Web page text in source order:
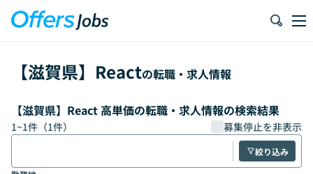
【滋賀県】 Reactの転職・求人情報
【滋賀県】React 高単価の転職・求人情報の検索結果
1~1件（1件） 募集停止を非表示
絞り込み